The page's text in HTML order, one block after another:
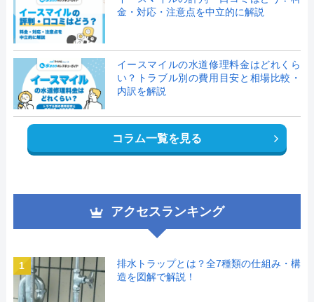
金・対応・注意点を中立的に解説
イースマイルの水道修理料金はどれくら
い？トラブル別の費用目安と相場比較・
内訳を解説
コラム一覧を見る
アクセスランキング
1
排水トラップとは？全7種類の仕組み・構
造を図解で解説！